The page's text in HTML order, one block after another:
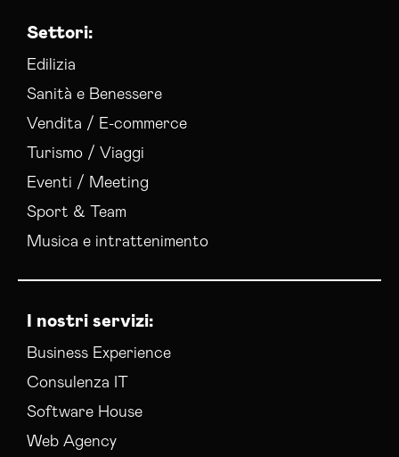
Settori:
Edilizia
Sanità e Benessere
Vendita / E-commerce
Turismo / Viaggi
Eventi / Meeting
Sport & Team
Musica e intrattenimento
I nostri servizi:
Business Experience
Consulenza IT
Software House
Web Agency